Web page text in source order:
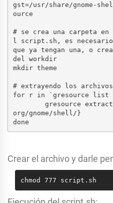
gst=/usr/share/gnome-
ource
# se crea una carpeta
l script.sh, es
que ya tengan una, o
del workdir
mkdir theme
# extrayendo los
for r in `gresource list
org/gnome/shell/}
done
Crear el archivo y darle
chmod 777 script.sh